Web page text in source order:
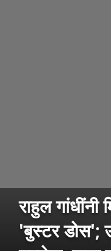
राहुल गांधींनी
'बुस्टर डोस';